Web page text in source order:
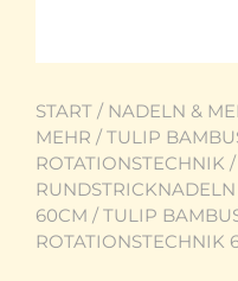
START / NADELN &
MEHR /TULIP
ROTATIONSTECHNIK /
60CM / TULIP
ROTATIONSTECHNIK